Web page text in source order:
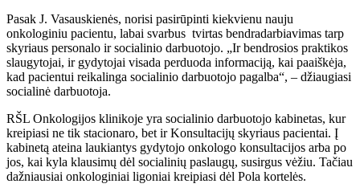
Pasak J. Vasauskienės, norisi pasirūpinti kiekvienu nauju
onkologiniu pacientu, labai svarbus tvirtas bendradarbiavimas tarp
skyriaus personalo ir socialinio darbuotojo. „Ir bendrosios praktikos
slaugytojai, ir gydytojai visada perduoda informaciją, kai paaiškėja,
kad pacientui reikalinga socialinio darbuotojo pagalba“, – džiaugiasi
socialinė darbuotoja.
RŠL Onkologijos klinikoje yra socialinio darbuotojo kabinetas, kur
kreipiasi ne tik stacionaro, bet ir Konsultacijų skyriaus pacientai. Į
kabinetą ateina laukiantys gydytojo onkologo konsultacijos arba po
jos, kai kyla klausimų dėl socialinių paslaugų, susirgus vėžiu. Tačiau
dažniausiai onkologiniai ligoniai kreipiasi dėl Pola kortelės.